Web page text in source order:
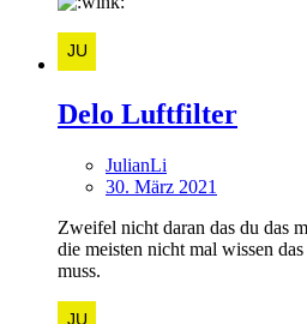
Delo Luftfilter
JulianLi
30. März 2021
Zweifel nicht daran das du das
die meisten nicht mal wissen
muss.